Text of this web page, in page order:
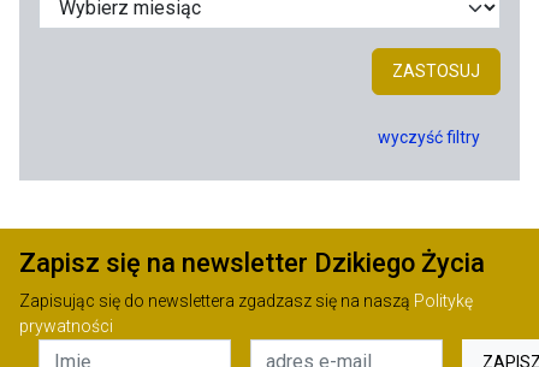
ZASTOSUJ
wyczyść filtry
Zapisz się na newsletter Dzikiego Życia
Zapisując się do newslettera zgadzasz się na naszą Politykę
prywatności